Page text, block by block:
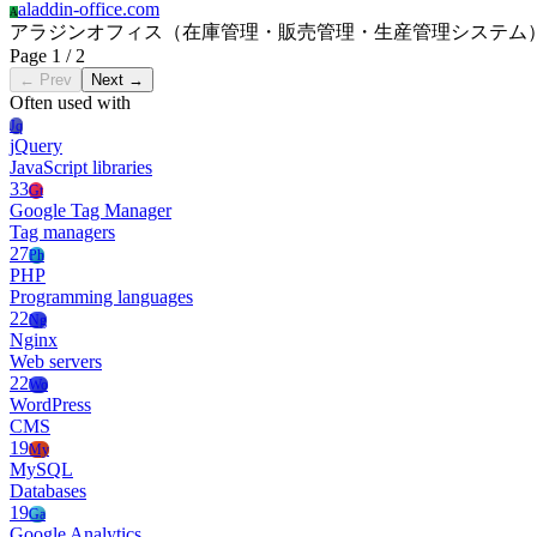
Aaladdin-office.com
アラジンオフィス（在庫管理・販売管理・生産管理システム
Page 1 / 2
← Prev Next →
Often used with
Jq
jQuery
JavaScript libraries
33Gt
Google Tag Manager
Tag managers
27Ph
PHP
Programming languages
22Ng
Nginx
Web servers
22Wo
WordPress
CMS
19My
MySQL
Databases
19Ga